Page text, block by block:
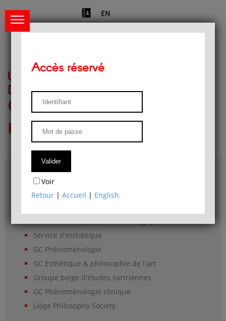
EN
Université de Liège
Département de philosophie
Centre de recherches
phénoménologiques
Accès & plans
Bibliothèque du Département de philosophie
Service d'esthétique
GC Phénoménologie
GC Esthétique & philosophie de l'art
Groupe belge d'études sartriennes
GC Phénoménologie clinique
Liège Philosophy Society
Accès réservé
Voir
Retour |Accueil | English